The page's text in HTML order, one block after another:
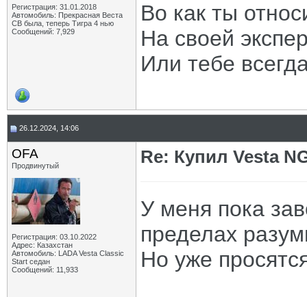
Регистрация: 31.01.2018
Автомобиль: Прекрасная Веста
СВ была, теперь Тигра 4 нью
Сообщений: 7,929
Во как ты
На своей
Или тебе
26.12.2024, 14:06
OFA
Продвинутый
Регистрация: 03.10.2022
Адрес: Казахстан
Автомобиль: LADA Vesta Classic
Start седан
Сообщений: 11,933
Re: Купил Vesta
У меня пока
пределах
Но уже